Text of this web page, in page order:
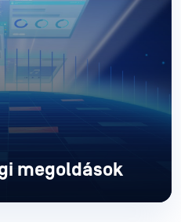
megoldások